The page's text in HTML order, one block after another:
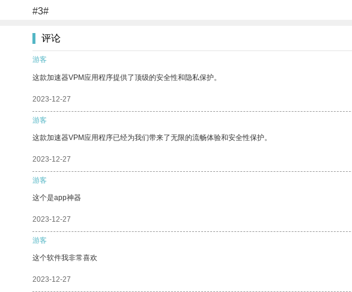
#3#
评论
游客
这款加速器VPM应用程序提供了顶级的安全性和隐私保护。
2023-12-27
游客
这款加速器VPM应用程序已经为我们带来了无限的流畅体验和安全性保护。
2023-12-27
游客
这个是app神器
2023-12-27
游客
这个软件我非常喜欢
2023-12-27